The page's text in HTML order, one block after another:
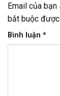
Email của
bắt buộc
Bình luận *